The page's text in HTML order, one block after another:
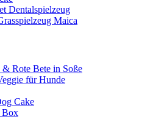
Dentalspielzeug
Maica
Rote Bete in Soße
für Hunde
Cake
Box